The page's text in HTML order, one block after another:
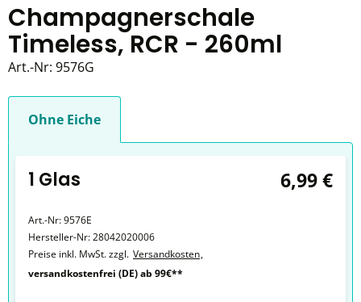
Champagnerschale
Timeless, RCR - 260ml
Art.-Nr: 9576G
Ohne Eiche
1 Glas 6,99 €
Art.-Nr:9576E
Hersteller-Nr:28042020006
Preise inkl. MwSt. zzgl. Versandkosten,
versandkostenfrei (DE) ab 99€**